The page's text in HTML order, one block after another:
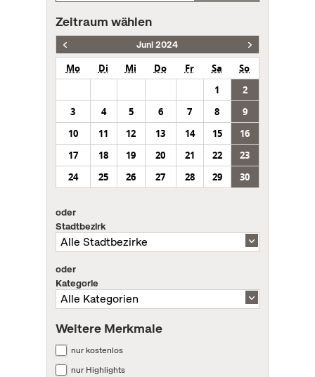
Zeitraum wählen
Juni 2024
Mo Di Mi Do Fr Sa
So
1
2
3
4 5 6 7 8
9
10
11 12 13 14 15
16
17
18 19 20 21 22
23
24
25 26 27 28 29 30
oder
Stadtbezirk
oder
Kategorie
Weitere Merkmale
nur kostenlos
nur Highlights